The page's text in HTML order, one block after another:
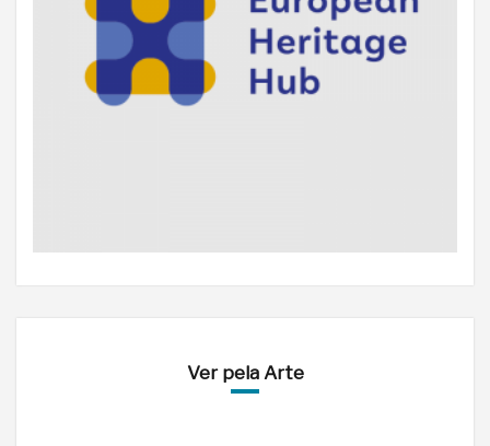
Ver pela Arte